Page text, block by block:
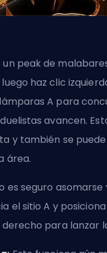
un peak de
luego haz clic
A para
avancen.
y también se
área.
es seguro
el sitio A y
para lanzar